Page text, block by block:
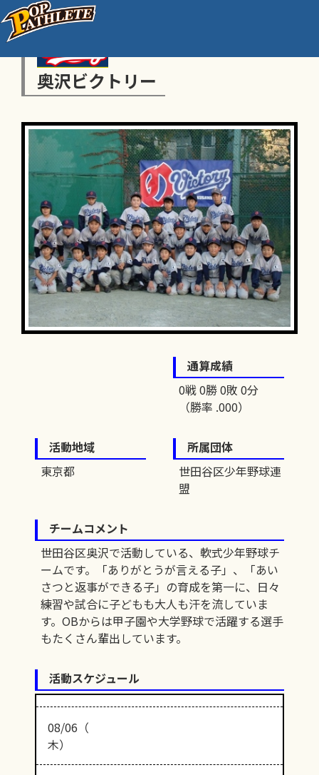
奥沢ビクトリー
通算成績
0戦 0勝 0敗 0分
（勝率 .000）
活動地域
東京都
所属団体
世田谷区少年野球連
盟
チームコメント
世田谷区奥沢で活動している、軟式少年野球チ
ームです。「ありがとうが言える子」、「あい
さつと返事ができる子」の育成を第一に、日々
練習や試合に子どもも大人も汗を流していま
す。OBからは甲子園や大学野球で活躍する選手
もたくさん輩出しています。
活動スケジュール
08/06（
木）